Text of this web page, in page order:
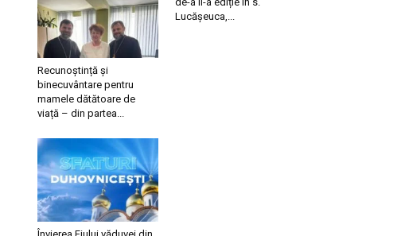
Recunoștință și
binecuvântare pentru
mamele dătătoare de
viață – din partea...
Lucășeuca,...